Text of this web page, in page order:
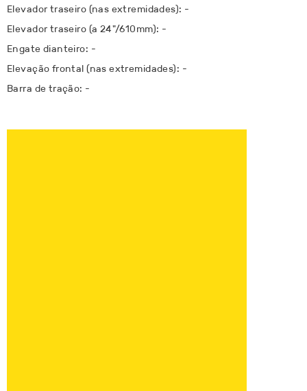
Elevador traseiro (nas extremidades): -
Elevador traseiro (a 24"/610mm): -
Engate dianteiro: -
Elevação frontal (nas extremidades): -
Barra de tração: -